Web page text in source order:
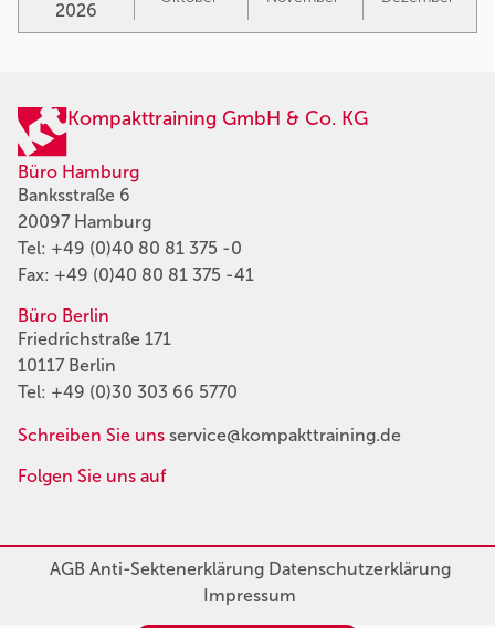
2026
Kompakttraining GmbH & Co. KG
Büro Hamburg
Banksstraße 6
20097 Hamburg
Tel: +49 (0)40 80 81 375 -0
Fax: +49 (0)40 80 81 375 -41
Büro Berlin
Friedrichstraße 171
10117 Berlin
Tel: +49 (0)30 303 66 5770
Schreiben Sie uns service@kompakttraining.de
Folgen Sie uns auf
AGBAnti-SektenerklärungDatenschutzerklärung
Impressum